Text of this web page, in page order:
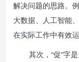
解决问题的思路。
大数据、人工智能
在实际工作中有效
其次，“促”字